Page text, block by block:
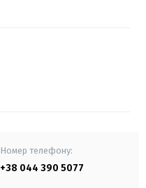
Номер телефону:
+38 044 390 5077